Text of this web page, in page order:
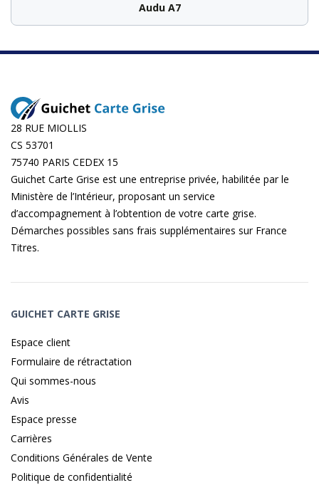
Audu A7
28 RUE MIOLLIS
CS 53701
75740 PARIS CEDEX 15
Guichet Carte Grise est une entreprise privée, habilitée par le
Ministère de l’Intérieur, proposant un service
d’accompagnement à l’obtention de votre carte grise.
Démarches possibles sans frais supplémentaires sur France
Titres.
GUICHET CARTE GRISE
Espace client
Formulaire de rétractation
Qui sommes-nous
Avis
Espace presse
Carrières
Conditions Générales de Vente
Politique de confidentialité